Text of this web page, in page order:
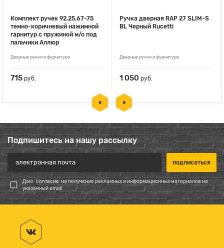
Комплект ручек 92.25.67-75
темно-коричневый нажимной
гарнитур с пружиной м/о под
пальчики Аллюр
Дверные ручки и фурнитура
715 руб.
Ручка дверная RAP 27 SLIM-S
BL Черный Rucetti
Дверные ручки и фурнитура
1 050 руб.
Подпишитесь на нашу рассылку
Даю согласие на получение рекламных и информационных материалов на
указанный email